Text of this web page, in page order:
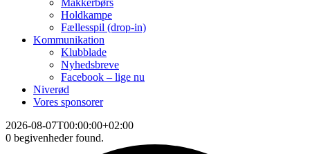
Makkerbørs
Holdkampe
Fællesspil (drop-in)
Kommunikation
Klubblade
Nyhedsbreve
Facebook – lige nu
Niverød
Vores sponsorer
2026-08-07T00:00:00+02:00
0 begivenheder found.